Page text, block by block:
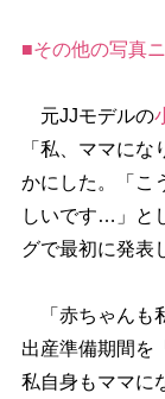
■その他の写真
元JJモデルの
「私、ママに
かにした。「こ
しいです…」と
グで最初に発表
「赤ちゃんも
出産準備期間を
私自身もママに